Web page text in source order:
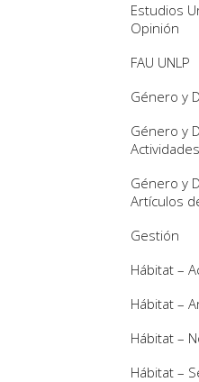
Estudios
Opinión
FAU UNLP
Género y
Género y
Actividades
Género y
Artículos
Gestión
Hábitat –
Hábitat –
Hábitat –
Hábitat –